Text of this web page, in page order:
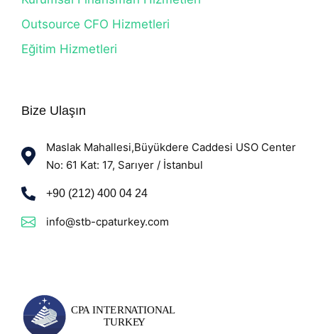
Outsource CFO Hizmetleri
Eğitim Hizmetleri
Bize Ulaşın
Maslak Mahallesi,Büyükdere Caddesi USO Center
No: 61 Kat: 17, Sarıyer / İstanbul
+90 (212) 400 04 24
info@stb-cpaturkey.com